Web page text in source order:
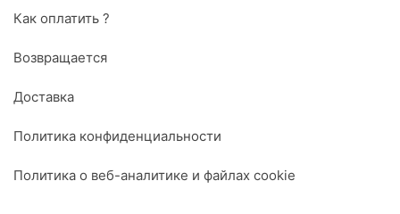
Как оплатить ?
Возвращается
Доставка
Политика конфиденциальности
Политика о веб-аналитике и файлах cookie